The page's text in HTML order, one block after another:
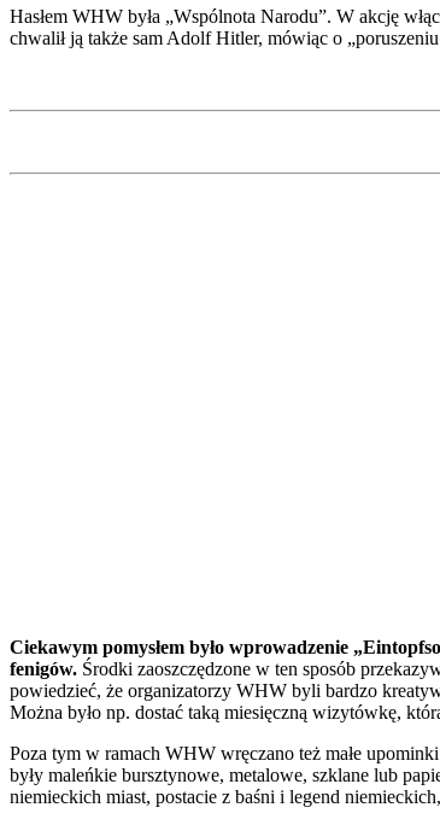
Hasłem WHW była „Wspólnota Narodu”. W akcję
chwalił ją także sam Adolf Hitler, mówiąc o
Ciekawym pomysłem było wprowadzenie
fenigów. Środki zaoszczędzone w ten sposób
powiedzieć, że organizatorzy WHW byli bardzo
Można było np. dostać taką miesięczną wizytówkę,
Poza tym w ramach WHW wręczano też małe
były maleńkie bursztynowe, metalowe, szklane lub
niemieckich miast, postacie z baśni i legend